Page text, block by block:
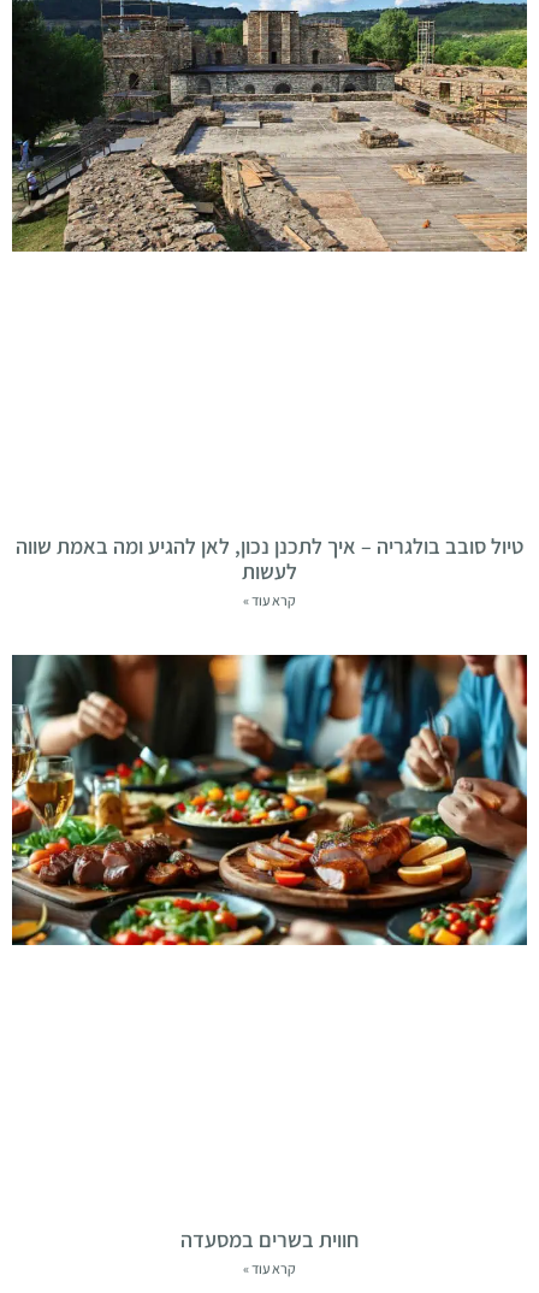
טיול סובב בולגריה – איך לתכנן נכון, לאן להגיע ומה באמת שווה
לעשות
קרא עוד »
חווית בשרים במסעדה
קרא עוד »